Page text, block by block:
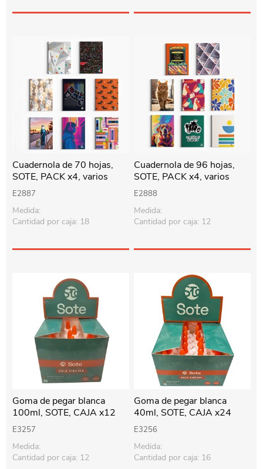
Cuadernola de 70 hojas,
SOTE, PACK x4, varios
diseños
E2887
Medida:
Cantidad por caja: 18
Cuadernola de 96 hojas,
SOTE, PACK x4, varios
diseños
E2888
Medida:
Cantidad por caja: 12
Goma de pegar blanca
100ml, SOTE, CAJA x12
E3257
Medida:
Cantidad por caja: 12
Goma de pegar blanca
40ml, SOTE, CAJA x24
E3256
Medida:
Cantidad por caja: 16